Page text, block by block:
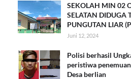
SEKOLAH MIN 02
SELATAN DIDUGA
PUNGUTAN LIAR
Juni 12, 2024
Polisi berhasil
peristiwa
Desa berlian